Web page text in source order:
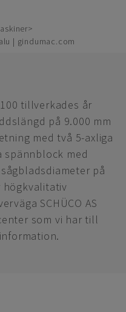
| gindumac.com
100 tillverkades år
på 9.000 mm
med två 5-axliga
spännblock med
på
högkvalitativ
SCHÜCO AS
som vi har till